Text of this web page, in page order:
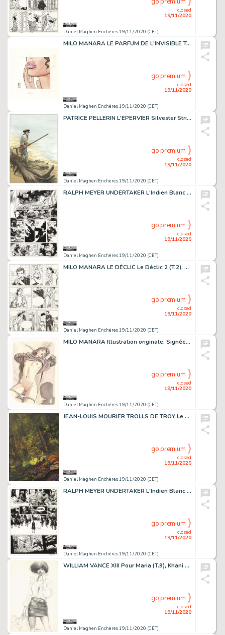
Daniel Maghen Enchères 19/11/2020 (CET)
closed
19/11/2020
MILO MANARA LE PARFUM DE L'INVISIBLE Tome 2 (T.2), Mondadori 2001 Couverture originale...
Daniel Maghen Enchères 19/11/2020 (CET)
closed
19/11/2020
go premium
PATRICE PELLERIN L'ÉPERVIER Silvester Strips 2004 Couverture originale du tirage...
Daniel Maghen Enchères 19/11/2020 (CET)
closed
19/11/2020
go premium
RALPH MEYER UNDERTAKER L'Indien Blanc (T.5), Dargaud 2019 Planche originale n°28....
Daniel Maghen Enchères 19/11/2020 (CET)
closed
19/11/2020
go premium
MILO MANARA LE DÉCLIC Le Déclic 2 (T.2), Albin Michel 1991 Planche originale n° 7,...
Daniel Maghen Enchères 19/11/2020 (CET)
closed
19/11/2020
go premium
MILO MANARA Illustration originale. Signée. Encre de Chine, encre de couleur et aquarelle...
Daniel Maghen Enchères 19/11/2020 (CET)
closed
19/11/2020
go premium
JEAN-LOUIS MOURIER TROLLS DE TROY Le Scalp du vénérable (T.2), Soleil 1998 Couverture...
Daniel Maghen Enchères 19/11/2020 (CET)
closed
19/11/2020
go premium
RALPH MEYER UNDERTAKER L'Indien Blanc (T.5), Dargaud 2019 Planche originale n°50....
Daniel Maghen Enchères 19/11/2020 (CET)
closed
19/11/2020
go premium
WILLIAM VANCE XIII Pour Maria (T.9), Khani 1992 Major Jones, illustration originale,...
Daniel Maghen Enchères 19/11/2020 (CET)
closed
19/11/2020
go premium